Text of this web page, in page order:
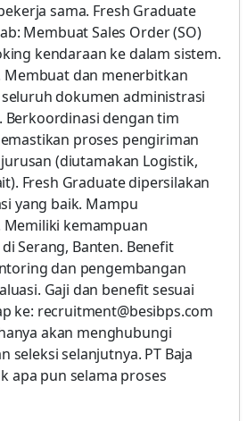
sama. Fresh Graduate
Membuat Sales Order (SO)
kendaraan ke dalam sistem.
dan menerbitkan
dokumen administrasi
dengan tim
proses pengiriman
(diutamakan Logistik,
Fresh Graduate dipersilakan
yang baik. Mampu
kemampuan
Serang, Banten. Benefit
dan pengembangan
Gaji dan benefit sesuai
ke: recruitment@besibps.com
akan menghubungi
selanjutnya. PT Baja
apa pun selama proses